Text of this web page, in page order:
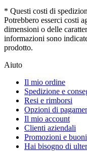
* Questi costi di
Potrebbero esserci costi
dimensioni o delle
informazioni sono
prodotto.
Aiuto
Il mio ordine
Spedizione e
Resi e rimborsi
Opzioni di
Il mio account
Clienti aziendali
Promozioni e
Hai bisogno di